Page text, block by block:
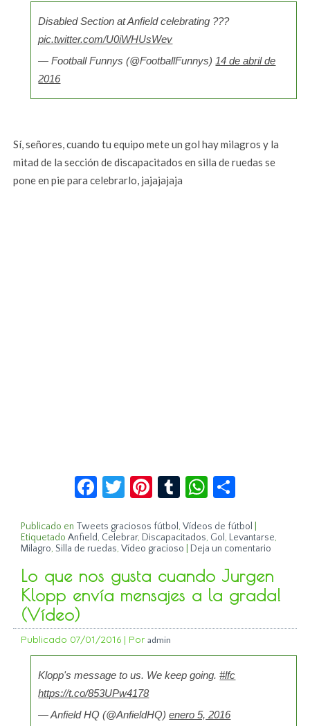
Disabled Section at Anfield celebrating ???
pic.twitter.com/U0iWHUsWev
— Football Funnys (@FootballFunnys)14 de abril de
2016
Sí, señores, cuando tu equipo mete un gol hay milagros y la
mitad de la sección de discapacitados en silla de ruedas se
pone en pie para celebrarlo, jajajajaja
Facebook
Twitter
Pinterest
TumblrWhatsApp
Publicado en Tweets graciosos fútbol,Vídeos de fútbol
Etiquetado Anfield, Celebrar, Discapacitados, Gol, Levantarse,
Milagro, Silla de ruedas,Vídeo gracioso Deja un comentario
Lo que nos gusta cuando Jurgen
Klopp envía mensajes a la grada!
(Vídeo)
Publicado 07/01/2016 | Por admin
Klopp's message to us. We keep going.#lfc
https://t.co/853UPw4178
— Anfield HQ (@AnfieldHQ)enero 5, 2016